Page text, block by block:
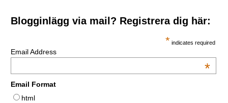
Blogginlägg via mail? Registrera dig här:
* indicates required
Email Address
*
Email Format
html